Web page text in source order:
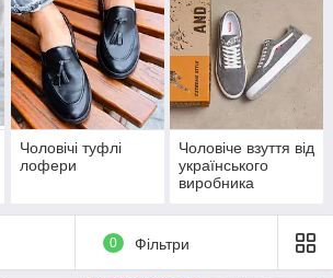
Чоловічі туфлі
лофери
Чоловіче взуття від
українського
виробника
0 Фільтри